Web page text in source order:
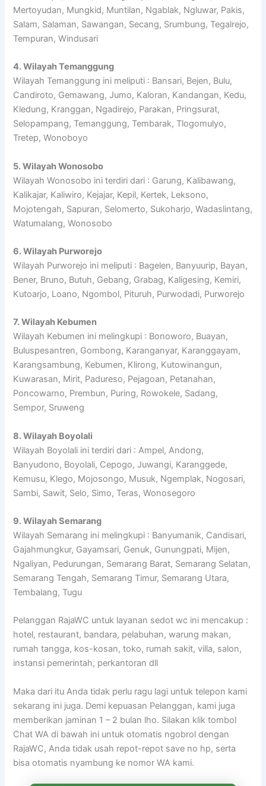
Mertoyudan, Mungkid, Muntilan, Ngablak, Ngluwar, Pakis,
Salam, Salaman, Sawangan, Secang, Srumbung, Tegalrejo,
Tempuran, Windusari
4. Wilayah Temanggung
Wilayah Temanggung ini meliputi : Bansari, Bejen, Bulu,
Candiroto, Gemawang, Jumo, Kaloran, Kandangan, Kedu,
Kledung, Kranggan, Ngadirejo, Parakan, Pringsurat,
Selopampang, Temanggung, Tembarak, Tlogomulyo,
Tretep, Wonoboyo
5. Wilayah Wonosobo
Wilayah Wonosobo ini terdiri dari : Garung, Kalibawang,
Kalikajar, Kaliwiro, Kejajar, Kepil, Kertek, Leksono,
Mojotengah, Sapuran, Selomerto, Sukoharjo, Wadaslintang,
Watumalang, Wonosobo
6. Wilayah Purworejo
Wilayah Purworejo ini meliputi : Bagelen, Banyuurip, Bayan,
Bener, Bruno, Butuh, Gebang, Grabag, Kaligesing, Kemiri,
Kutoarjo, Loano, Ngombol, Pituruh, Purwodadi, Purworejo
7. Wilayah Kebumen
Wilayah Kebumen ini melingkupi : Bonoworo, Buayan,
Buluspesantren, Gombong, Karanganyar, Karanggayam,
Karangsambung, Kebumen, Klirong, Kutowinangun,
Kuwarasan, Mirit, Padureso, Pejagoan, Petanahan,
Poncowarno, Prembun, Puring, Rowokele, Sadang,
Sempor, Sruweng
8. Wilayah Boyolali
Wilayah Boyolali ini terdiri dari : Ampel, Andong,
Banyudono, Boyolali, Cepogo, Juwangi, Karanggede,
Kemusu, Klego, Mojosongo, Musuk, Ngemplak, Nogosari,
Sambi, Sawit, Selo, Simo, Teras, Wonosegoro
9. Wilayah Semarang
Wilayah Semarang ini melingkupi : Banyumanik, Candisari,
Gajahmungkur, Gayamsari, Genuk, Gunungpati, Mijen,
Ngaliyan, Pedurungan, Semarang Barat, Semarang Selatan,
Semarang Tengah, Semarang Timur, Semarang Utara,
Tembalang, Tugu
Pelanggan RajaWC untuk layanan sedot wc ini mencakup :
hotel, restaurant, bandara, pelabuhan, warung makan,
rumah tangga, kos-kosan, toko, rumah sakit, villa, salon,
instansi pemerintah, perkantoran dll
Maka dari itu Anda tidak perlu ragu lagi untuk telepon kami
sekarang ini juga. Demi kepuasan Pelanggan, kami juga
memberikan jaminan 1 – 2 bulan lho. Silakan klik tombol
Chat WA di bawah ini untuk otomatis ngobrol dengan
RajaWC, Anda tidak usah repot-repot save no hp, serta
bisa otomatis nyambung ke nomor WA kami.